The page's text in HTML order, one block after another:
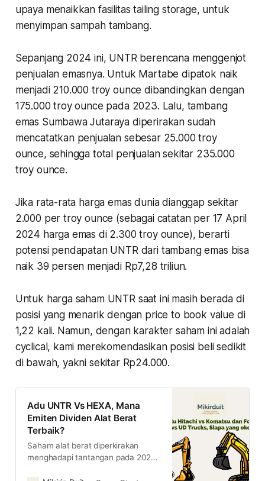
upaya menaikkan fasilitas tailing storage, untuk
menyimpan sampah tambang.
Sepanjang 2024 ini, UNTR berencana menggenjot
penjualan emasnya. Untuk Martabe dipatok naik
menjadi 210.000 troy ounce dibandingkan dengan
175.000 troy ounce pada 2023. Lalu, tambang
emas Sumbawa Jutaraya diperirakan sudah
mencatatkan penjualan sebesar 25.000 troy
ounce, sehingga total penjualan sekitar 235.000
troy ounce.
Jika rata-rata harga emas dunia dianggap sekitar
2.000 per troy ounce (sebagai catatan per 17 April
2024 harga emas di 2.300 troy ounce), berarti
potensi pendapatan UNTR dari tambang emas bisa
naik 39 persen menjadi Rp7,28 triliun.
Untuk harga saham UNTR saat ini masih berada di
posisi yang menarik dengan price to book value di
1,22 kali. Namun, dengan karakter saham ini adalah
cyclical, kami merekomendasikan posisi beli sedikit
di bawah, yakni sekitar Rp24.000.
Adu UNTR Vs HEXA, Mana
Emiten Dividen Alat Berat
Terbaik?
Saham alat berat diperkirakan
menghadapi tantangan pada 2024,